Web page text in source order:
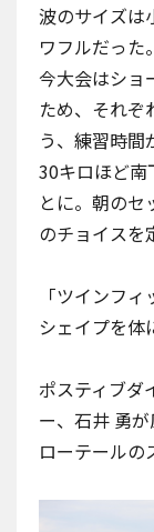
波のサイズは
ワフルだった
今大会はショ
ため、それぞ
う、練習時間
30キロほど南
とに。朝のセ
のチョイスを
「ツインフ
シェイプを体
ポスティブダ
ー、石井 勇
ローテールの